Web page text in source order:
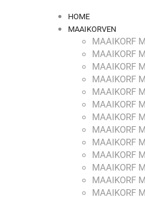
HOME
MAAIKORVEN
MAAIKORF
MAAIKORF
MAAIKORF
MAAIKORF
MAAIKORF
MAAIKORF
MAAIKORF
MAAIKORF
MAAIKORF
MAAIKORF
MAAIKORF
MAAIKORF
MAAIKORF